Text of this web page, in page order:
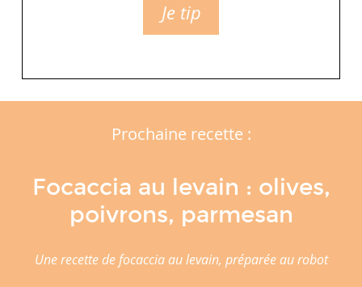
Je tip
Prochaine recette :
Focaccia au levain : olives,
poivrons, parmesan
Une recette de focaccia au levain, préparée au robot